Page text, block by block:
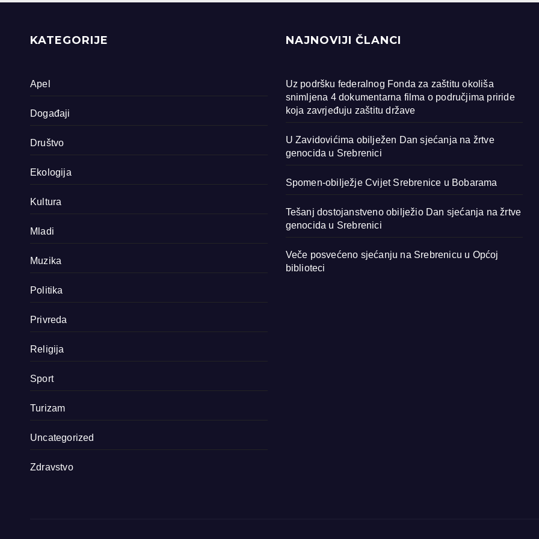
priride koja
države
KATEGORIJE
Apel
Događaji
Društvo
Ekologija
Kultura
Mladi
Muzika
Politika
Privreda
Religija
Sport
Turizam
Uncategorized
Zdravstvo
NAJNOVIJI ČLANCI
Uz podršku federalnog Fonda za zaštitu okoliša
snimljena 4 dokumentarna filma o područjima priride
koja zavrjeđuju zaštitu države
U Zavidovićima obilježen Dan sjećanja na žrtve
genocida u Srebrenici
Spomen-obilježje Cvijet Srebrenice u Bobarama
Tešanj dostojanstveno obilježio Dan sjećanja na žrtve
genocida u Srebrenici
Veče posvećeno sjećanju na Srebrenicu u Općoj
biblioteci